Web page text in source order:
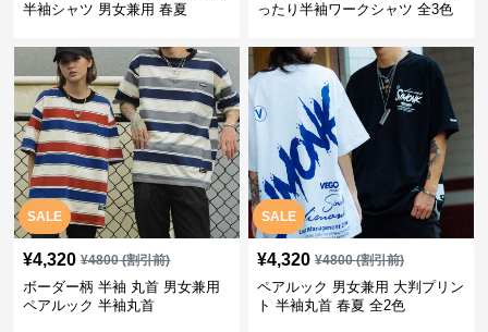
半袖シャツ 男女兼用 春夏
ったり半袖ワークシャツ 全3色
SALE
¥4,320 ¥4800(割引前)
ボーダー柄 半袖 丸首 男女兼用
ペアルック 半袖丸首
SALE
¥4,320 ¥4800(割引前)
ペアルック 男女兼用 大判プリン
ト 半袖丸首 春夏 全2色